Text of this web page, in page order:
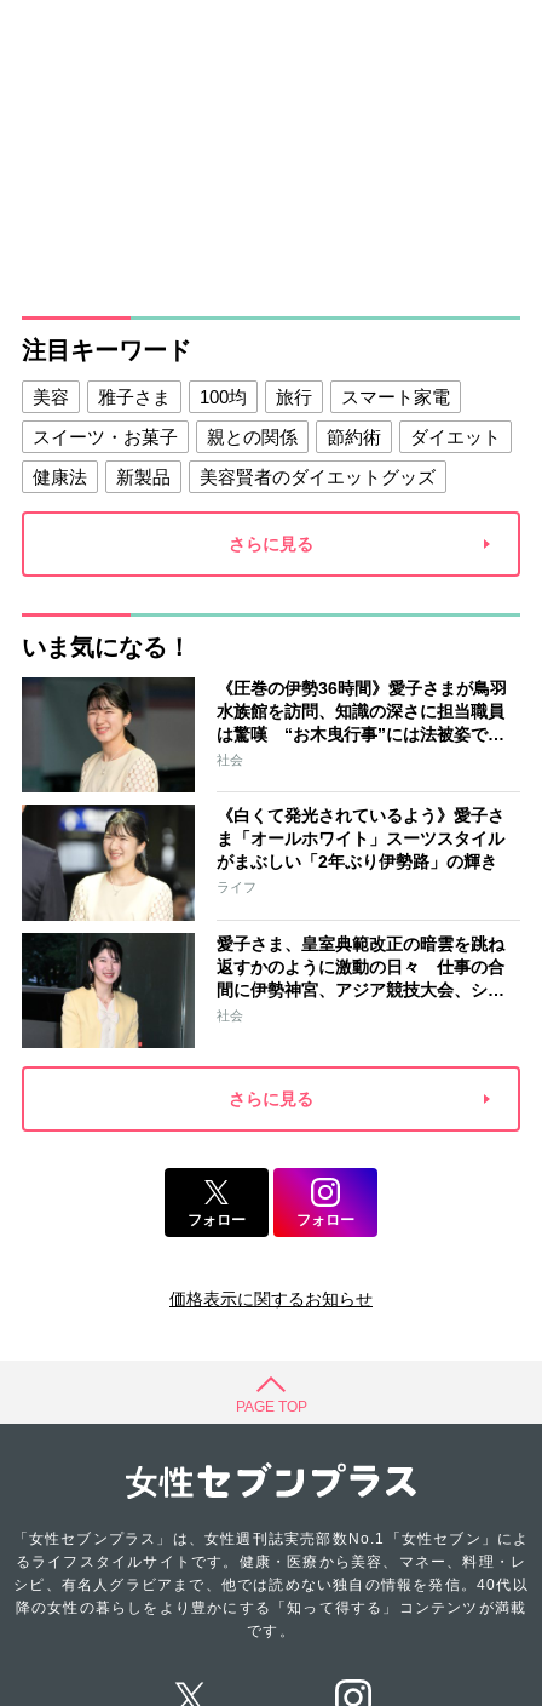
注目キーワード
美容 雅子さま 100均 旅行
スマート家電
スイーツ・お菓子
親との関係 節約術
ダイエット
健康法
新製品
美容賢者のダイエットグッズ
夫との関係
新津春子 どか食い
さらに見る
いま気になる！
《圧巻の伊勢36時間》愛子さまが鳥羽
水族館を訪問、知識の深さに担当職員
は驚嘆 “お木曳行事”には法被姿で参
加「市民に交じって一生懸命引いてお
社会
《白くて発光されているよう》愛子さ
ま「オールホワイト」スーツスタイル
がまぶしい「2年ぶり伊勢路」の輝き
ライフ
愛子さま、皇室典範改正の暗雲を跳ね
返すかのように激動の日々 仕事の合
間に伊勢神宮、アジア競技大会、シン
ガポール…スケジュールはびっしり
社会
さらに見る
フォロー フォロー
価格表示に関するお知らせ
PAGE TOP
「女性セブンプラス」は、女性週刊誌実売部数No.1「女性セブン」によ
るライフスタイルサイトです。健康・医療から美容、マネー、料理・レ
シピ、有名人グラビアまで、他では読めない独自の情報を発信。40代以
降の女性の暮らしをより豊かにする「知って得する」コンテンツが満載
です。